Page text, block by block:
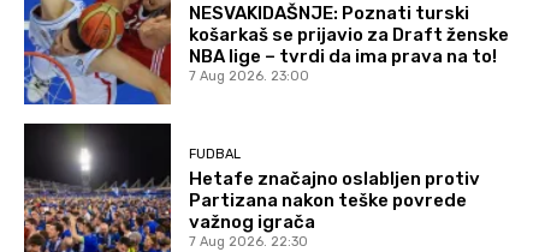
NESVAKIDAŠNJE: Poznati turski
košarkaš se prijavio za Draft ženske
NBA lige – tvrdi da ima prava na to!
7 Aug 2026. 23:00
FUDBAL
Hetafe značajno oslabljen protiv
Partizana nakon teške povrede
važnog igrača
7 Aug 2026. 22:30